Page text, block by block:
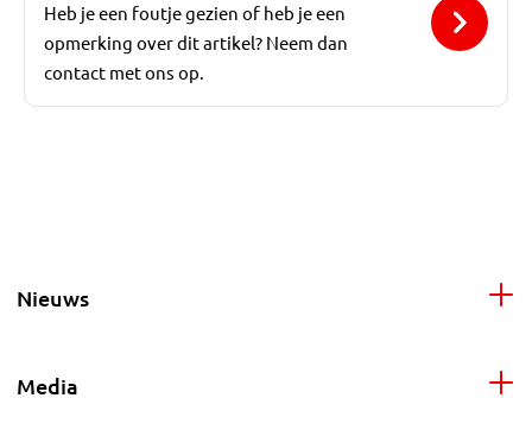
Heb je een foutje gezien of heb je een
opmerking over dit artikel? Neem dan
contact met ons op.
Nieuws
Media